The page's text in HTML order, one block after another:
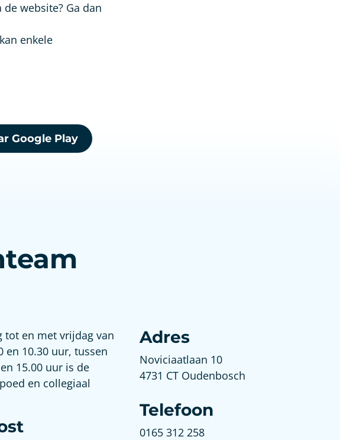
website? Ga dan
enkele
Google Play
tot en met vrijdag van
en 10.30 uur, tussen
15.00 uur is de
en collegiaal
Adres
Noviciaatlaan 10
4731 CT Oudenbosch
Telefoon
0165 312 258